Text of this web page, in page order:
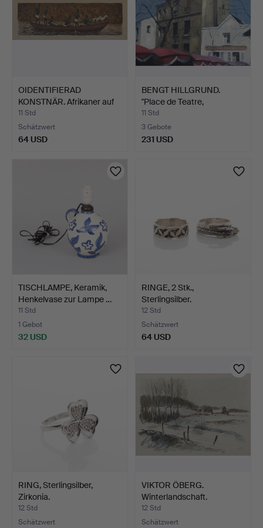
OIDENTIFIERAD
KONSTNÄR. Afrikaner auf
der …
11 Std
Schätzwert
64 USD
BENGT HILLGRUND.
"Place de Teatre,
Montmar…
11 Std
3 Gebote
231 USD
TISCHLAMPE, Keramik,
Henkelvase zur Lampe …
11 Std
1 Gebot
32 USD
RINGE, 2 Stk.,
Sterlingsilber.
12 Std
Schätzwert
64 USD
RING, Sterlingsilber,
Zirkonia.
12 Std
Schätzwert
VIKTOR ÖBERG.
Winterlandschaft.
Möglicherw…
12 Std
Schätzwert